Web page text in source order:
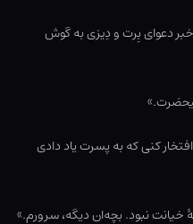
دعوای بِرت و دِیزی به گوش
کنی که به پسرت یاد دادی
نبود. بچه‌ان دیگه، سرورم.»